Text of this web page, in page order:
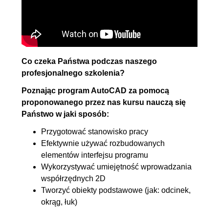
10.7. Przedłużanie i skracanie
obiektów
10.8. Fazowanie krawędzi
10.9. Zaokrąglanie krawędzi
10.10. Indywidualne polecenia
edycyjne
00:05:25
11.1. Edycja za pomocą
uchwytów standardowych
12. Właściwości ogólne obiektów -
technika warstw
12.1. Technika warstw -
Co czeka Państwa podczas naszego
profesjonalnego szkolenia?
Poznając program AutoCAD za pomocą
proponowanego przez nas kursu nauczą się
Państwo w jaki sposób:
Przygotować stanowisko pracy
Efektywnie używać rozbudowanych
elementów interfejsu programu
Wykorzystywać umiejętność wprowadzania
współrzędnych 2D
Tworzyć obiekty podstawowe (jak: odcinek,
okrąg, łuk)